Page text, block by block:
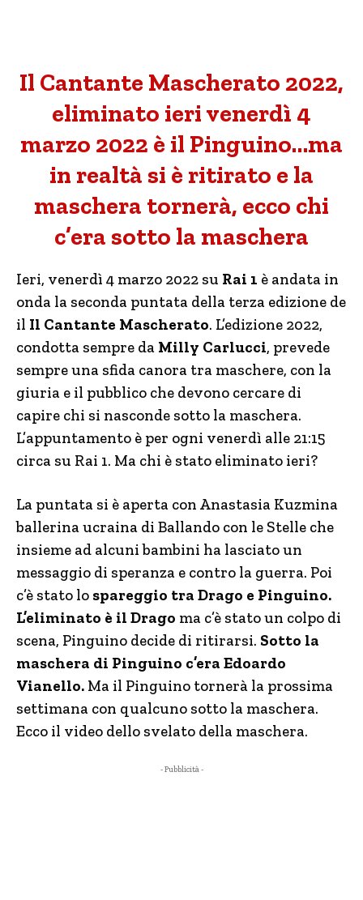
Il Cantante Mascherato 2022,
eliminato ieri venerdì 4
marzo 2022 è il Pinguino…ma
in realtà si è ritirato e la
maschera tornerà, ecco chi
c’era sotto la maschera
Ieri, venerdì 4 marzo 2022 su Rai 1 è andata in
onda la seconda puntata della terza edizione de
il Il Cantante Mascherato. L’edizione 2022,
condotta sempre da Milly Carlucci, prevede
sempre una sfida canora tra maschere, con la
giuria e il pubblico che devono cercare di
capire chi si nasconde sotto la maschera.
L’appuntamento è per ogni venerdì alle 21:15
circa su Rai 1. Ma chi è stato eliminato ieri?
La puntata si è aperta con Anastasia Kuzmina
ballerina ucraina di Ballando con le Stelle che
insieme ad alcuni bambini ha lasciato un
messaggio di speranza e contro la guerra. Poi
c’è stato lo spareggio tra Drago e Pinguino.
L’eliminato è il Drago ma c’è stato un colpo di
scena, Pinguino decide di ritirarsi. Sotto la
maschera di Pinguino c’era Edoardo
Vianello. Ma il Pinguino tornerà la prossima
settimana con qualcuno sotto la maschera.
Ecco il video dello svelato della maschera.
- Pubblicità -